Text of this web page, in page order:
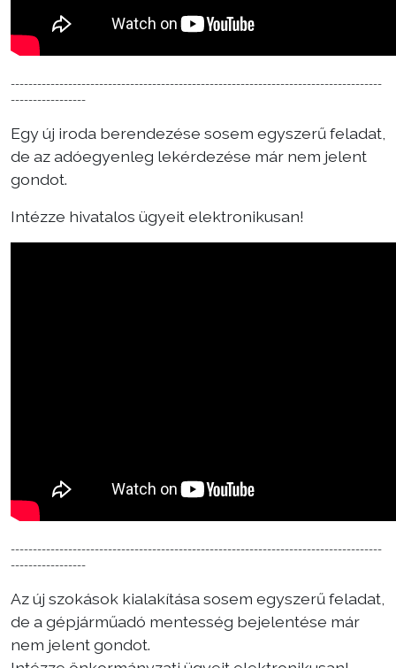
------------------------------------------------------------------------------------
-----------------
Egy új iroda berendezése sosem egyszerű feladat,
de az adóegyenleg lekérdezése már nem jelent
gondot.
Intézze hivatalos ügyeit elektronikusan!
------------------------------------------------------------------------------------
-----------------
Az új szokások kialakítása sosem egyszerű feladat,
de a gépjárműadó mentesség bejelentése már
nem jelent gondot.